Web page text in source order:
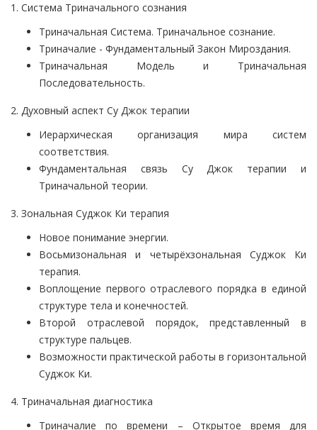
1. Система Триначального сознания
Триначальная Система. Триначальное сознание.
Триначалие - Фундаментальный Закон Мироздания.
Триначальная Модель и Триначальная
Последовательность.
2. Духовный аспект Су Джок терапии
Иерархическая организация мира систем
соответствия.
Фундаментальная связь Су Джок терапии и
Триначальной теории.
3. Зональная Суджок Ки терапия
Новое понимание энергии.
Восьмизональная и четырёхзональная Суджок Ки
терапия.
Воплощение первого отраслевого порядка в единой
структуре тела и конечностей.
Второй отраслевой порядок, представленный в
структуре пальцев.
Возможности практической работы в горизонтальной
Суджок Ки.
4. Триначальная диагностика
Триначалие по времени – Открытое время для